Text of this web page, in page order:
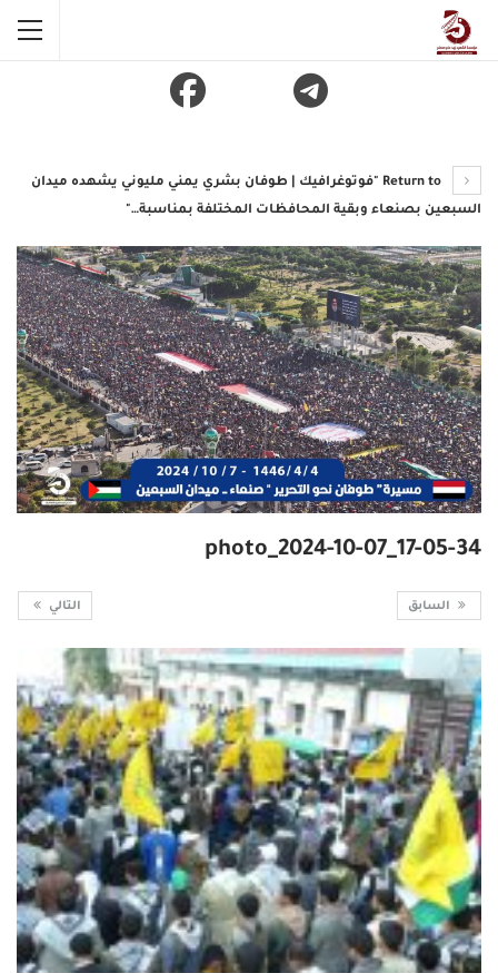
Return to "فوتوغرافيك | طوفان بشري يمني مليوني يشهده ميدان
السبعين بصنعاء وبقية المحافظات المختلفة بمناسبة…"
photo_2024-10-07_17-05-34
التالي السابق